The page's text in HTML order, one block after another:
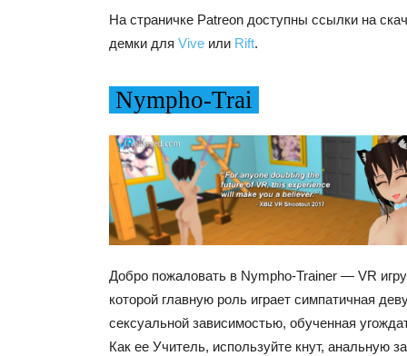
На страничке Patreon доступны ссылки на
демки для Vive или Rift.
Nympho-Trai
Добро пожаловать в Nympho-Trainer — VR
которой главную роль играет симпатичная
сексуальной зависимостью, обученная
Как ее Учитель, используйте кнут, анальную